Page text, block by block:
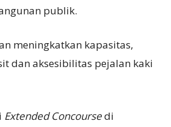
publik.
meningkatkan kapasitas,
dan aksesibilitas pejalan kaki
Extended Concoursedi